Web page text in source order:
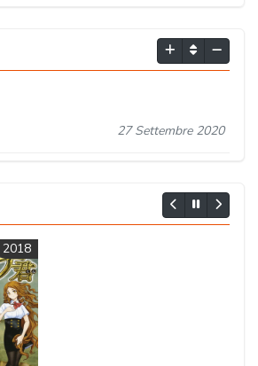
27 Settembre 2020
2018